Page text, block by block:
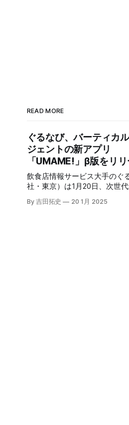
READ MORE
ぐるなび、バーティカ
ジェントの新アプリ
「UMAME!」β版をリ
飲食店情報サービス大手のぐ
社・東京）は1月20日、次世
ネスの基盤構築をめざす「ぐ
プロジェクト」の初成果とし
By 吉田拓史 20 1月 2025